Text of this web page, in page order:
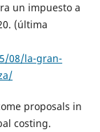
un impuesto a
(última
08/la-gran-
proposals in
costing.